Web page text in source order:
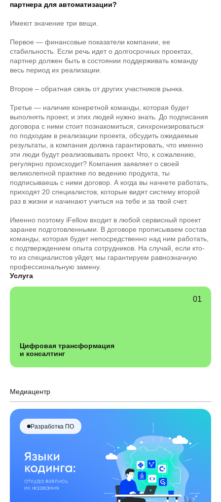
партнера для автоматизации?
Имеют значение три вещи.
Первое — финансовые показатели компании, ее
стабильность. Если речь идет о долгосрочных проектах,
партнер должен быть в состоянии поддерживать команду
весь период их реализации.
Второе – обратная связь от других участников рынка.
Третье — наличие конкретной команды, которая будет
выполнять проект, и этих людей нужно знать. До подписания
договора с ними стоит познакомиться, синхронизироваться
по подходам в реализации проекта, обсудить ожидаемые
результаты, а компания должна гарантировать, что именно
эти люди будут реализовывать проект. Что, к сожалению,
регулярно происходит? Компания заявляет о своей
великолепной практике по ведению продукта, ты
подписываешь с ними договор. А когда вы начнете работать,
приходят 20 специалистов, которые видят систему второй
раз в жизни и начинают учиться на тебе и за твой счет.
Именно поэтому iFellow входит в любой сервисный проект
заранее подготовленными. В договоре прописываем состав
команды, которая будет непосредственно над ним работать,
с подтверждением опыта сотрудников. На случай, если кто-
то из специалистов уйдет, мы гарантируем равнозначную
профессиональную замену.
Услуга
Цифровая трансформация
и консалтинг
Медиацентр
Разработка ПО